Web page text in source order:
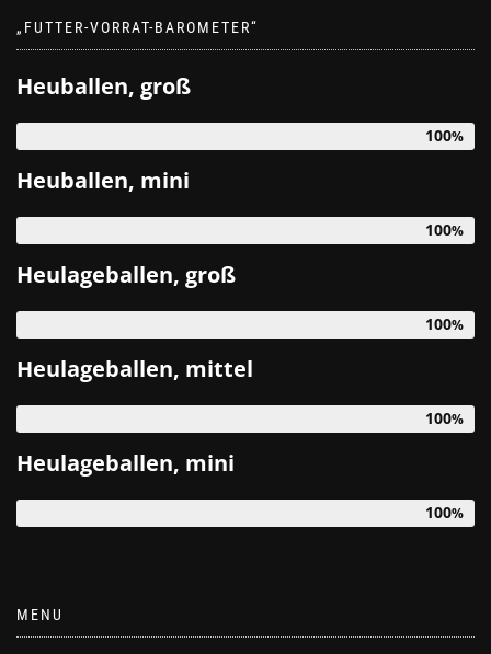
„FUTTER-VORRAT-BAROMETER“
Heuballen, groß
100
Heuballen, mini
100
Heulageballen, groß
100
Heulageballen, mittel
100
Heulageballen, mini
100
MENU